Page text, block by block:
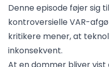
Denne episode føjer sig
kontroversielle VAR-
kritikere mener, at
inkonsekvent.